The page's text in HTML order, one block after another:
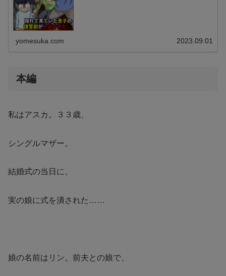
yomesuka.com 2023.09.01
本編
私はアスカ。３３歳、
シングルマザー。
結婚式の当日に、
実の娘に式を潰された……
娘の名前はリン。前夫との娘で、